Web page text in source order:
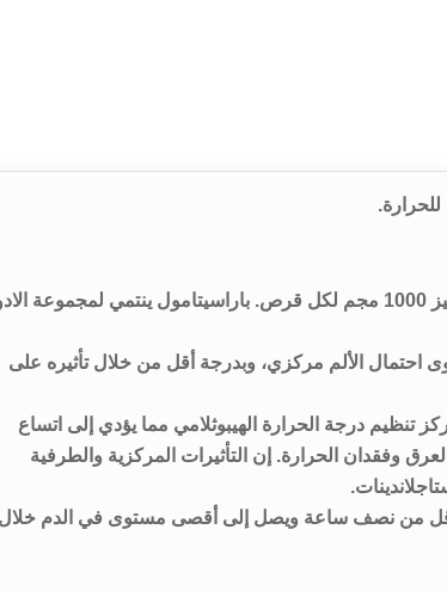
نوفالدول يحتوي على المادة الفعالة باراسيتامول (الاسيتامينوفين) بتركيز 1000 مجم لكل قرص. باراسيتامول ينتمي لمجموعة
احتمال الألم مركزي، وبدرجة أقل من خلال تأثيره على
درجة الحرارة الهيبوثلامي مما يؤدي إلى اتساع
العرق وفقدان الحرارة. إن التأثيرات المركزية والطرفية
أقل من نصف ساعة ويصل إلى أقصى مستوى في الدم خلال